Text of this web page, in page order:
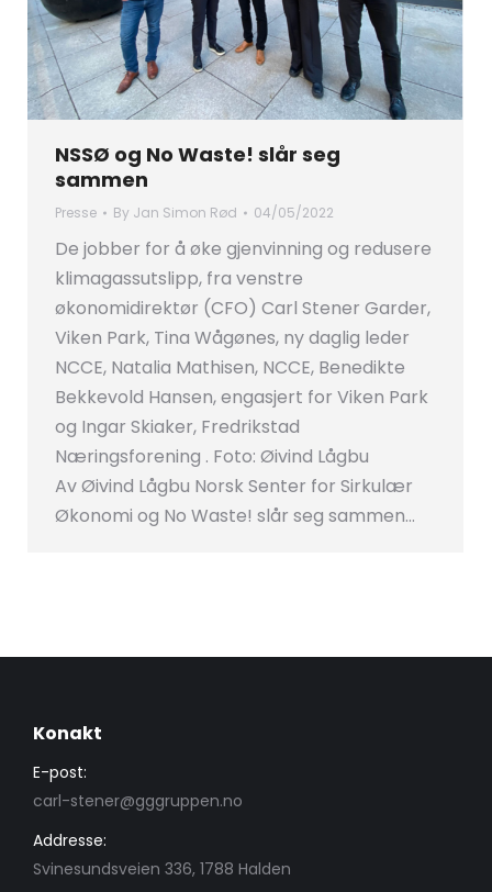
NSSØ og No Waste! slår seg
sammen
Presse By Jan Simon Rød 04/05/2022
De jobber for å øke gjenvinning og redusere
klimagassutslipp, fra venstre
økonomidirektør (CFO) Carl Stener Garder,
Viken Park, Tina Wågønes, ny daglig leder
NCCE, Natalia Mathisen, NCCE, Benedikte
Bekkevold Hansen, engasjert for Viken Park
og Ingar Skiaker, Fredrikstad
Næringsforening . Foto: Øivind Lågbu
Av Øivind Lågbu Norsk Senter for Sirkulær
Økonomi og No Waste! slår seg sammen…
Konakt
E-post:
carl-stener@gggruppen.no
Addresse:
Svinesundsveien 336, 1788 Halden